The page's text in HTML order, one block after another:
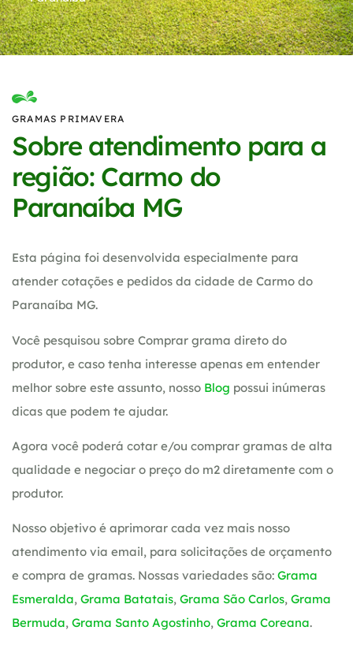
GRAMAS PRIMAVERA
Sobre atendimento para a
região: Carmo do
Paranaíba MG
Esta página foi desenvolvida especialmente para
atender cotações e pedidos da cidade de Carmo do
Paranaíba MG.
Você pesquisou sobre Comprar grama direto do
produtor, e caso tenha interesse apenas em entender
melhor sobre este assunto, nosso Blog possui inúmeras
dicas que podem te ajudar.
Agora você poderá cotar e/ou comprar gramas de alta
qualidade e negociar o preço do m2 diretamente com o
produtor.
Nosso objetivo é aprimorar cada vez mais nosso
atendimento via email, para solicitações de orçamento
e compra de gramas. Nossas variedades são: Grama
Esmeralda, Grama Batatais, Grama São Carlos, Grama
Bermuda, Grama Santo Agostinho, Grama Coreana.